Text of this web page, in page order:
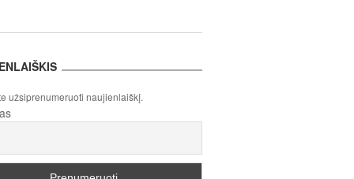
užsiprenumeruoti naujienlaiškį.